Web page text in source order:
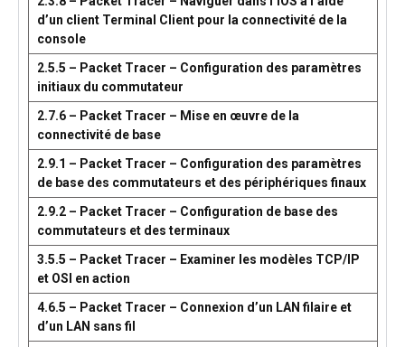
d’un client Terminal Client pour la connectivité de la
console
2.5.5 – Packet Tracer – Configuration des paramètres
initiaux du commutateur
2.7.6 – Packet Tracer – Mise en œuvre de la
connectivité de base
2.9.1 – Packet Tracer – Configuration des paramètres
de base des commutateurs et des périphériques finaux
2.9.2 – Packet Tracer – Configuration de base des
commutateurs et des terminaux
3.5.5 – Packet Tracer – Examiner les modèles TCP/IP
et OSI en action
4.6.5 – Packet Tracer – Connexion d’un LAN filaire et
d’un LAN sans fil